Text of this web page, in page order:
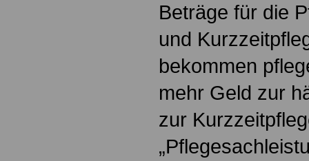
Beträge für die
und
bekommen
mehr Geld zur
zur